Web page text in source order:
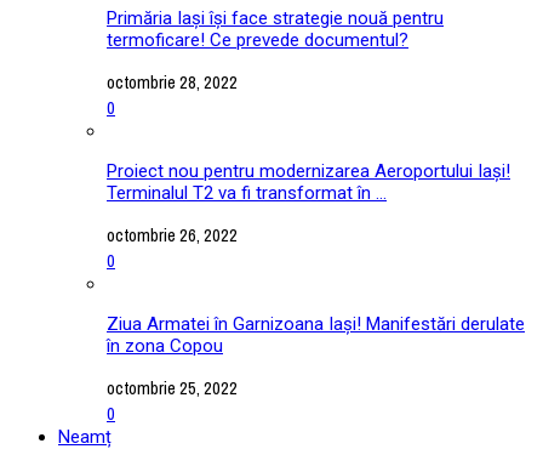
Primăria Iași își face strategie nouă pentru
termoficare! Ce prevede documentul?
octombrie 28, 2022
0
Proiect nou pentru modernizarea Aeroportului Iași!
Terminalul T2 va fi transformat în ...
octombrie 26, 2022
0
Ziua Armatei în Garnizoana Iași! Manifestări derulate
în zona Copou
octombrie 25, 2022
0
Neamț